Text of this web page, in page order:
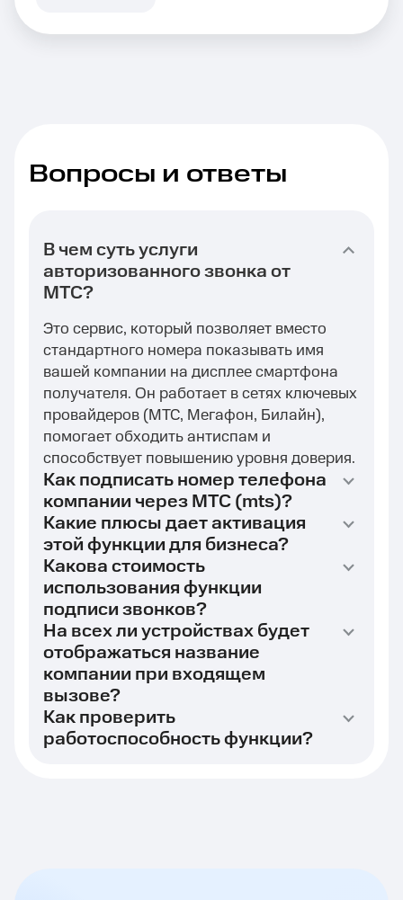
Вопросы и ответы
В чем суть услуги
авторизованного звонка от
МТС?
Это сервис, который позволяет вместо
стандартного номера показывать имя
вашей компании на дисплее смартфона
получателя. Он работает в сетях ключевых
провайдеров (МТС, Мегафон, Билайн),
помогает обходить антиспам и
способствует повышению уровня доверия.
Как подписать номер телефона
компании через МТС (mts)?
Какие плюсы дает активация
этой функции для бизнеса?
Какова стоимость
использования функции
подписи звонков?
На всех ли устройствах будет
отображаться название
компании при входящем
вызове?
Как проверить
работоспособность функции?